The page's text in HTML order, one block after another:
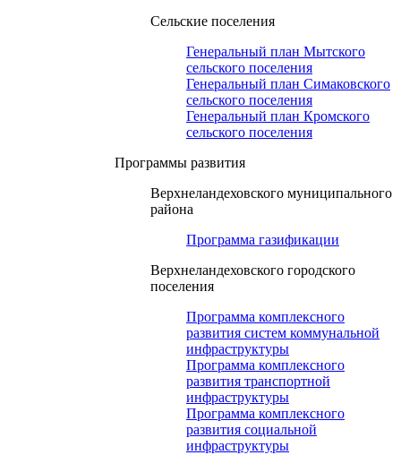
Сельские поселения
Генеральный план Мытского
сельского поселения
Генеральный план Симаковского
сельского поселения
Генеральный план Кромского
сельского поселения
Программы развития
Верхнеландеховского муниципального
района
Программа газификации
Верхнеландеховского городского
поселения
Программа комплексного
развития систем коммунальной
инфраструктуры
Программа комплексного
развития транспортной
инфраструктуры
Программа комплексного
развития социальной
инфраструктуры